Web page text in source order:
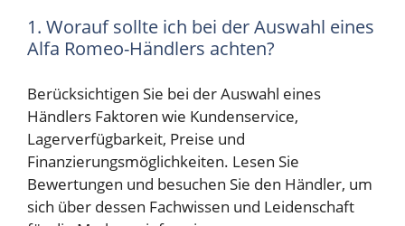
1. Worauf sollte ich bei der Auswahl eines
Alfa Romeo-Händlers achten?
Berücksichtigen Sie bei der Auswahl eines
Händlers Faktoren wie Kundenservice,
Lagerverfügbarkeit, Preise und
Finanzierungsmöglichkeiten. Lesen Sie
Bewertungen und besuchen Sie den Händler, um
sich über dessen Fachwissen und Leidenschaft